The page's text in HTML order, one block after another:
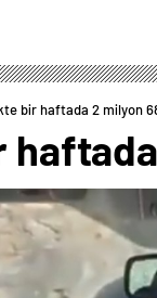
bir haftada 2 milyon